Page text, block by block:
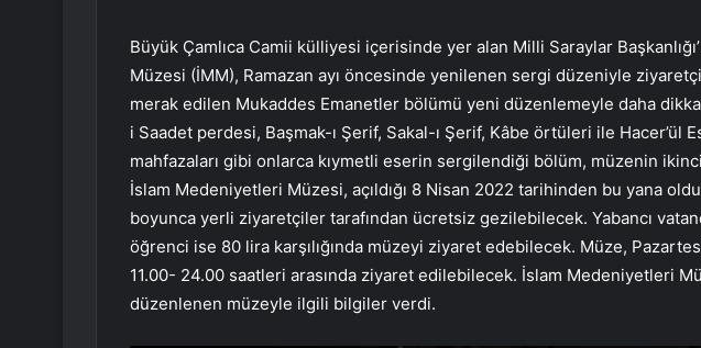
Büyük Çamlıca Camii külliyesi içerisinde yer alan Milli Saraylar
Müzesi (İMM), Ramazan ayı öncesinde yenilenen sergi düzeniyle
merak edilen Mukaddes Emanetler bölümü yeni düzenlemeyle daha
i Saadet perdesi, Başmak-ı Şerif, Sakal-ı Şerif, Kâbe örtüleri ile Hacer’ül
mahfazaları gibi onlarca kıymetli eserin sergilendiği bölüm, müzenin
İslam Medeniyetleri Müzesi, açıldığı 8 Nisan 2022 tarihinden bu yana
boyunca yerli ziyaretçiler tarafından ücretsiz gezilebilecek. Yabancı
öğrenci ise 80 lira karşılığında müzeyi ziyaret edebilecek. Müze,
11.00- 24.00 saatleri arasında ziyaret edilebilecek. İslam Medeniyetleri
düzenlenen müzeyle ilgili bilgiler verdi.